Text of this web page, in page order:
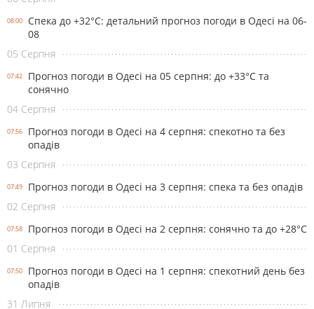
08:00
Спека до +32°С: детальний прогноз погоди в Одесі на 06-
08
05 Серпня
07:42
Прогноз погоди в Одесі на 05 серпня: до +33°С та
сонячно
04 Серпня
07:56
Прогноз погоди в Одесі на 4 серпня: спекотно та без
опадів
03 Серпня
07:49
Прогноз погоди в Одесі на 3 серпня: спека та без опадів
02 Серпня
07:58
Прогноз погоди в Одесі на 2 серпня: сонячно та до +28°С
01 Серпня
07:50
Прогноз погоди в Одесі на 1 серпня: спекотний день без
опадів
31 Липня